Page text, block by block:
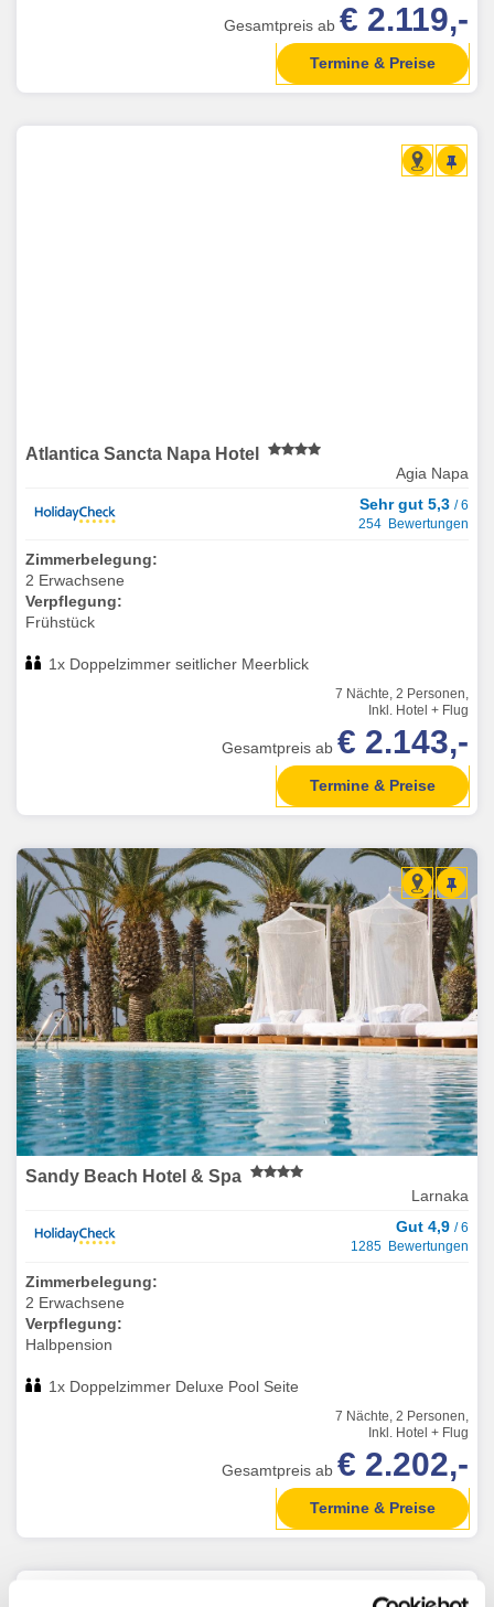
Gesamtpreis ab € 2.119,-
Termine & Preise
Atlantica Sancta Napa Hotel
Agia Napa
Sehr gut 5,3 / 6
254 Bewertungen
Zimmerbelegung:
2 Erwachsene
Verpflegung:
Frühstück
1x Doppelzimmer seitlicher Meerblick
7 Nächte, 2 Personen,
Inkl. Hotel + Flug
Gesamtpreis ab € 2.143,-
Termine & Preise
Sandy Beach Hotel & Spa
Larnaka
Gut 4,9 / 6
1285 Bewertungen
Zimmerbelegung:
2 Erwachsene
Verpflegung:
Halbpension
1x Doppelzimmer Deluxe Pool Seite
7 Nächte, 2 Personen,
Inkl. Hotel + Flug
Gesamtpreis ab € 2.202,-
Termine & Preise